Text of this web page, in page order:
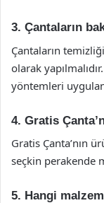
3. Çantaların
Çantaların
olarak
yöntemleri
4. Gratis
Gratis Çanta’nın
seçkin perakende
5. Hangi